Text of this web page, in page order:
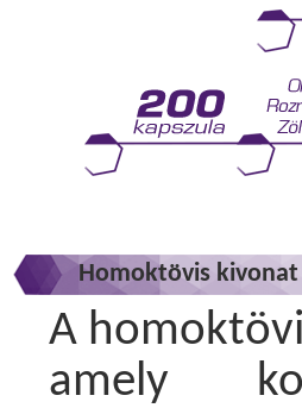
Homoktövis kivonat
A
amely